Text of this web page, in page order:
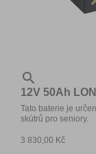

12V 50Ah
Tato baterie je
skútrů pro seniory.
3 830,00 Kč